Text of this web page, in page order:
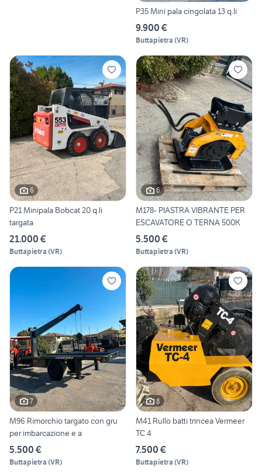
P35 Mini pala cingolata 13 q.li
9.900 €
Buttapietra (VR)
6
P21 Minipala Bobcat 20 q.li
targata
21.000 €
Buttapietra (VR)
6
M178- PIASTRA VIBRANTE PER
ESCAVATORE O TERNA 500K
5.500 €
Buttapietra (VR)
7
M96 Rimorchio targato con gru
per imbarcazione e a
5.500 €
Buttapietra (VR)
8
M41 Rullo batti trincea Vermeer
TC 4
7.500 €
Buttapietra (VR)